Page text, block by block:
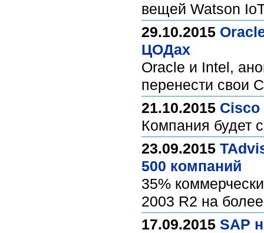
вещей Watson
29.10.2015
ЦОДах
Oracle и Intel,
перенести свои
21.10.2015 Cisco
Компания будет
23.09.2015
500 компаний
35%
2003 R2 на
17.09.2015 SAP